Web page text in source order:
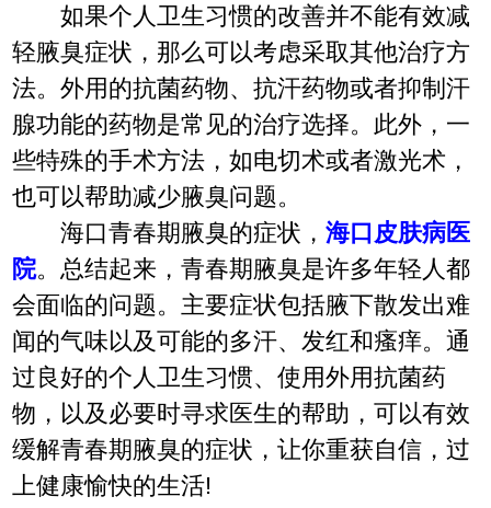
如果个人卫生习惯的改善并不能有效减
轻腋臭症状，那么可以考虑采取其他治疗方
法。外用的抗菌药物、抗汗药物或者抑制汗
腺功能的药物是常见的治疗选择。此外，一
些特殊的手术方法，如电切术或者激光术，
也可以帮助减少腋臭问题。
海口青春期腋臭的症状，海口皮肤病医
院。总结起来，青春期腋臭是许多年轻人都
会面临的问题。主要症状包括腋下散发出难
闻的气味以及可能的多汗、发红和瘙痒。通
过良好的个人卫生习惯、使用外用抗菌药
物，以及必要时寻求医生的帮助，可以有效
缓解青春期腋臭的症状，让你重获自信，过
上健康愉快的生活!